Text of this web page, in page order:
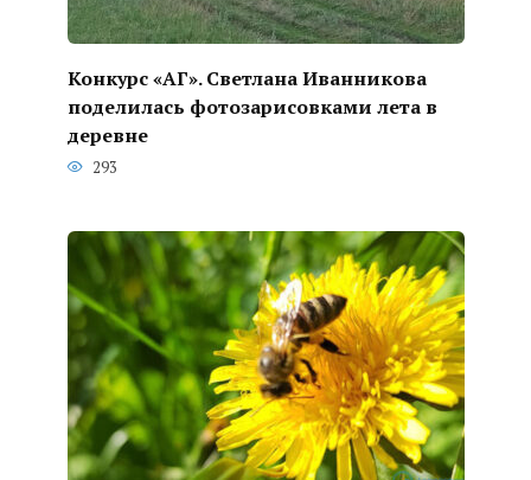
Конкурс «АГ». Светлана Иванникова
поделилась фотозарисовками лета в
деревне
293